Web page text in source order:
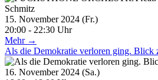
15. November 2024 (Fr.)
20:00 - 22:30 Uhr
Mehr →
Als die Demokratie verloren ging. Blick
16. November 2024 (Sa.)